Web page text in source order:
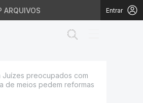
ARQUIVOS Entrar
Juízes preocupados com
de meios pedem reformas